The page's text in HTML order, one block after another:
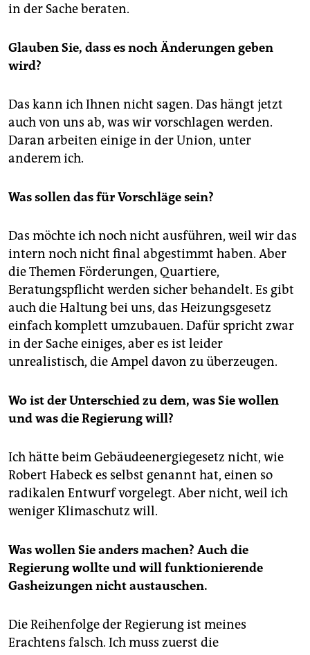
in der Sache beraten.
Glauben Sie, dass es noch Änderungen geben
wird?
Das kann ich Ihnen nicht sagen. Das hängt jetzt
auch von uns ab, was wir vorschlagen werden.
Daran arbeiten einige in der Union, unter
anderem ich.
Was sollen das für Vorschläge sein?
Das möchte ich noch nicht ausführen, weil wir das
intern noch nicht final abgestimmt haben. Aber
die Themen Förderungen, Quartiere,
Beratungspflicht werden sicher behandelt. Es gibt
auch die Haltung bei uns, das Heizungsgesetz
einfach komplett umzubauen. Dafür spricht zwar
in der Sache einiges, aber es ist leider
unrealistisch, die Ampel davon zu überzeugen.
Wo ist der Unterschied zu dem, was Sie wollen
und was die Regierung will?
Ich hätte beim Gebäudeenergiegesetz nicht, wie
Robert Habeck es selbst genannt hat, einen so
radikalen Entwurf vorgelegt. Aber nicht, weil ich
weniger Klimaschutz will.
Was wollen Sie anders machen? Auch die
Regierung wollte und will funktionierende
Gasheizungen nicht austauschen.
Die Reihenfolge der Regierung ist meines
Erachtens falsch. Ich muss zuerst die